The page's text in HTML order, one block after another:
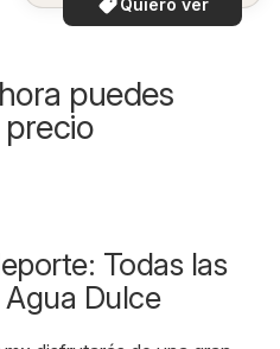
puedes
Todas las
Dulce